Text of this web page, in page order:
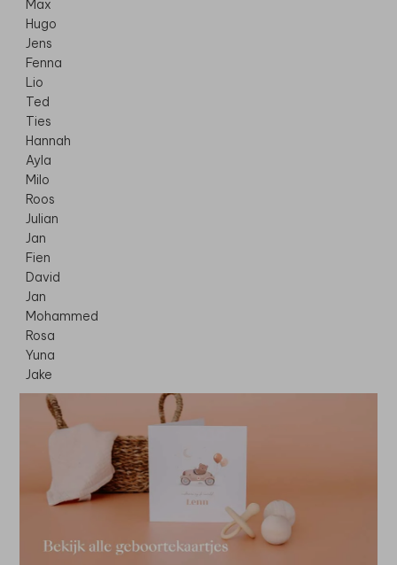
Max
Hugo
Jens
Fenna
Lio
Ted
Ties
Hannah
Ayla
Milo
Roos
Julian
Jan
Fien
David
Jan
Mohammed
Rosa
Yuna
Jake